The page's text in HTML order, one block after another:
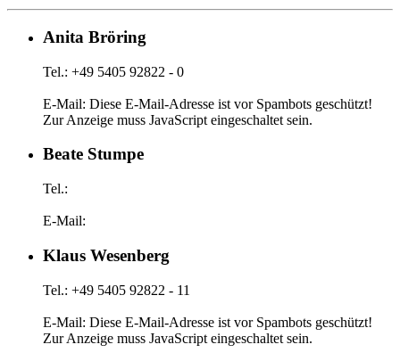
Anita Bröring
Tel.: +49 5405 92822 - 0
E-Mail: Diese E-Mail-Adresse ist vor Spambots geschützt!
Zur Anzeige muss JavaScript eingeschaltet sein.
Beate Stumpe
Tel.:
E-Mail:
Klaus Wesenberg
Tel.: +49 5405 92822 - 11
E-Mail: Diese E-Mail-Adresse ist vor Spambots geschützt!
Zur Anzeige muss JavaScript eingeschaltet sein.